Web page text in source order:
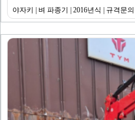
야자키 | 벼 파종기 | 2016년식 | 규격문의